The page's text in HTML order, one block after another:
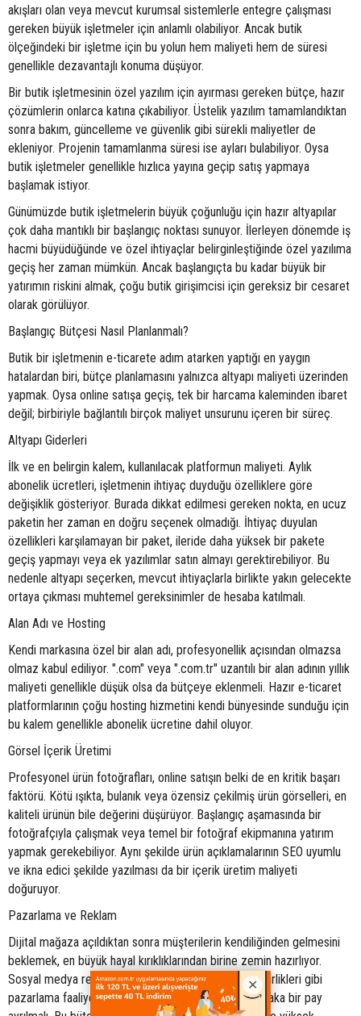
akışları olan veya mevcut kurumsal sistemlerle entegre çalışması
gereken büyük işletmeler için anlamlı olabiliyor. Ancak butik
ölçeğindeki bir işletme için bu yolun hem maliyeti hem de süresi
genellikle dezavantajlı konuma düşüyor.
Bir butik işletmesinin özel yazılım için ayırması gereken bütçe, hazır
çözümlerin onlarca katına çıkabiliyor. Üstelik yazılım tamamlandıktan
sonra bakım, güncelleme ve güvenlik gibi sürekli maliyetler de
ekleniyor. Projenin tamamlanma süresi ise ayları bulabiliyor. Oysa
butik işletmeler genellikle hızlıca yayına geçip satış yapmaya
başlamak istiyor.
Günümüzde butik işletmelerin büyük çoğunluğu için hazır altyapılar
çok daha mantıklı bir başlangıç noktası sunuyor. İlerleyen dönemde iş
hacmi büyüdüğünde ve özel ihtiyaçlar belirginleştiğinde özel yazılıma
geçiş her zaman mümkün. Ancak başlangıçta bu kadar büyük bir
yatırımın riskini almak, çoğu butik girişimcisi için gereksiz bir cesaret
olarak görülüyor.
Başlangıç Bütçesi Nasıl Planlanmalı?
Butik bir işletmenin e-ticarete adım atarken yaptığı en yaygın
hatalardan biri, bütçe planlamasını yalnızca altyapı maliyeti üzerinden
yapmak. Oysa online satışa geçiş, tek bir harcama kaleminden ibaret
değil; birbiriyle bağlantılı birçok maliyet unsurunu içeren bir süreç.
Altyapı Giderleri
İlk ve en belirgin kalem, kullanılacak platformun maliyeti. Aylık
abonelik ücretleri, işletmenin ihtiyaç duyduğu özelliklere göre
değişiklik gösteriyor. Burada dikkat edilmesi gereken nokta, en ucuz
paketin her zaman en doğru seçenek olmadığı. İhtiyaç duyulan
özellikleri karşılamayan bir paket, ileride daha yüksek bir pakete
geçiş yapmayı veya ek yazılımlar satın almayı gerektirebiliyor. Bu
nedenle altyapı seçerken, mevcut ihtiyaçlarla birlikte yakın gelecekte
ortaya çıkması muhtemel gereksinimler de hesaba katılmalı.
Alan Adı ve Hosting
Kendi markasına özel bir alan adı, profesyonellik açısından olmazsa
olmaz kabul ediliyor. ".com" veya ".com.tr" uzantılı bir alan adının yıllık
maliyeti genellikle düşük olsa da bütçeye eklenmeli. Hazır e-ticaret
platformlarının çoğu hosting hizmetini kendi bünyesinde sunduğu için
bu kalem genellikle abonelik ücretine dahil oluyor.
Görsel İçerik Üretimi
Profesyonel ürün fotoğrafları, online satışın belki de en kritik başarı
faktörü. Kötü ışıkta, bulanık veya özensiz çekilmiş ürün görselleri, en
kaliteli ürünün bile değerini düşürüyor. Başlangıç aşamasında bir
fotoğrafçıyla çalışmak veya temel bir fotoğraf ekipmanına yatırım
yapmak gerekebiliyor. Aynı şekilde ürün açıklamalarının SEO uyumlu
ve ikna edici şekilde yazılması da bir içerik üretim maliyeti
doğuruyor.
Pazarlama ve Reklam
Dijital mağaza açıldıktan sonra müşterilerin kendiliğinden gelmesini
beklemek, en büyük hayal kırıklıklarından birine zemin hazırlıyor.
Sosyal medya reklamları, Google Ads, influencer iş birlikleri gibi
pazarlama faaliyetleri için başlangıç bütçesinde mutlaka bir pay